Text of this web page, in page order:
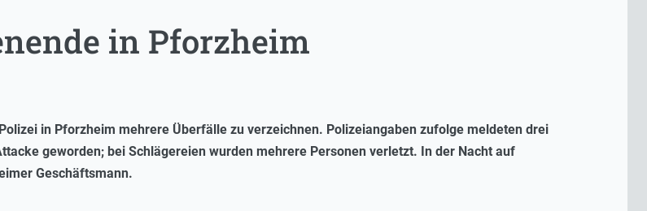
in Pforzheim
in Pforzheim mehrere Überfälle zu verzeichnen. Polizeiangaben zufolge meldeten drei
geworden; bei Schlägereien wurden mehrere Personen verletzt. In der Nacht auf
Geschäftsmann.